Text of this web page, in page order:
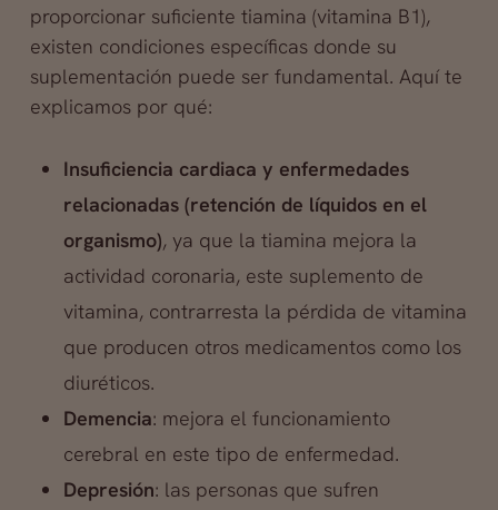
proporcionar suficiente tiamina (vitamina B1),
existen condiciones específicas donde su
suplementación puede ser fundamental. Aquí te
explicamos por qué:
Insuficiencia cardiaca y enfermedades
relacionadas (retención de líquidos en el
organismo), ya que la tiamina mejora la
actividad coronaria, este suplemento de
vitamina, contrarresta la pérdida de vitamina
que producen otros medicamentos como los
diuréticos.
Demencia: mejora el funcionamiento
cerebral en este tipo de enfermedad.
Depresión: las personas que sufren